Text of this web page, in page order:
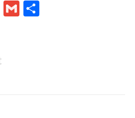
EmailGmail